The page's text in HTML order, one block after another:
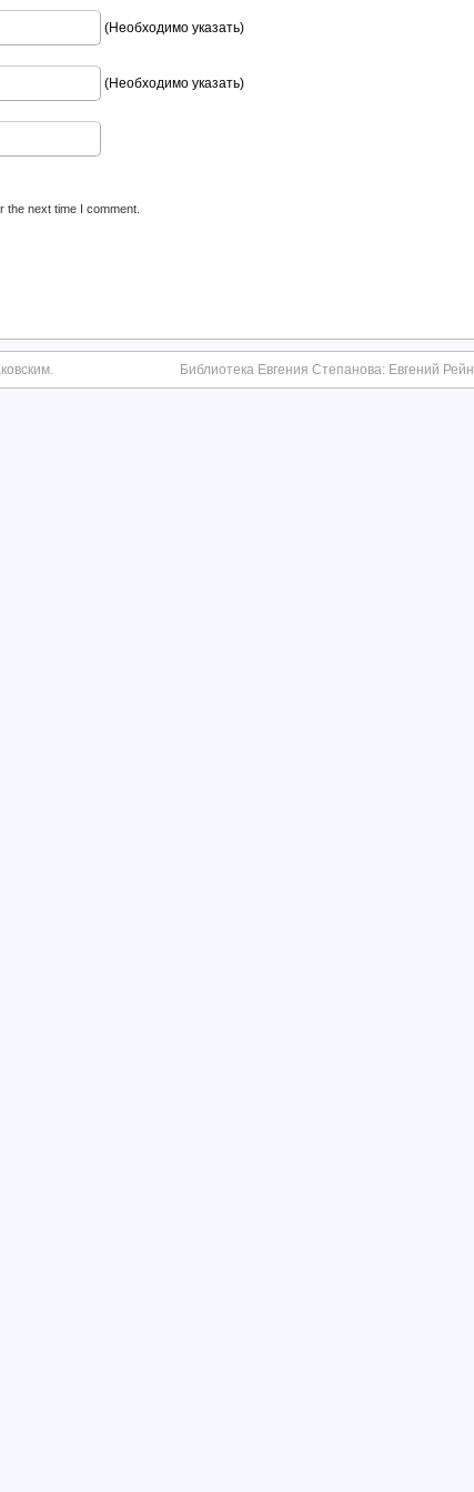
(Необходимо указать)
(Необходимо указать)
the next time I comment.
Библиотека Евгения Степанова: Евгений Рейн